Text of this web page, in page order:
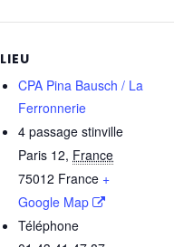
LIEU
CPA Pina Bausch / La
Ferronnerie
4 passage stinville
Paris 12, France
75012 France +
Google Map
Téléphone